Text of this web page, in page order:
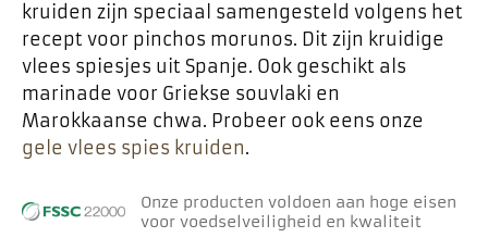
kruiden zijn speciaal samengesteld volgens het
recept voor pinchos morunos. Dit zijn kruidige
vlees spiesjes uit Spanje. Ook geschikt als
marinade voor Griekse souvlaki en
Marokkaanse chwa. Probeer ook eens onze
gele vlees spies kruiden.
Onze producten voldoen aan hoge eisen
voor voedselveiligheid en kwaliteit